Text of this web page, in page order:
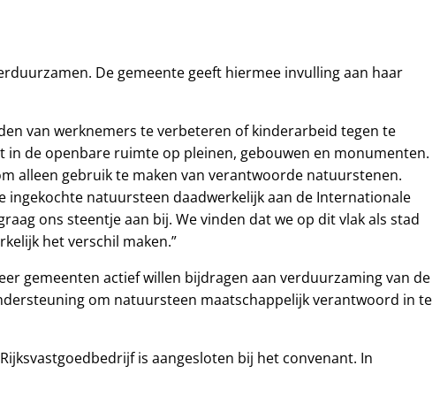
De gemeente geeft hiermee invulling aan haar
van werknemers te verbeteren of kinderarbeid tegen te
de openbare ruimte op pleinen, gebouwen en monumenten.
alleen gebruik te maken van verantwoorde natuurstenen.
natuursteen daadwerkelijk aan de Internationale
ons steentje aan bij. We vinden dat we op dit vlak als stad
het verschil maken.”
gemeenten actief willen bijdragen aan verduurzaming van de
om natuursteen maatschappelijk verantwoord in te
is aangesloten bij het convenant. In